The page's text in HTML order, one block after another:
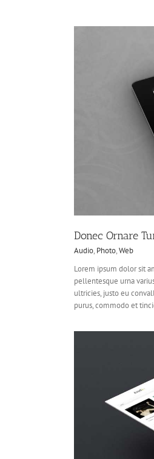
Donec Ornare
Audio, Photo,Web
Lorem ipsum dolor sit
pellentesque urna
ultricies, justo eu
purus, commodo et